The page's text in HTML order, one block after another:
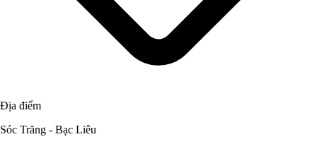
Địa điểm
Sóc Trăng - Bạc Liêu